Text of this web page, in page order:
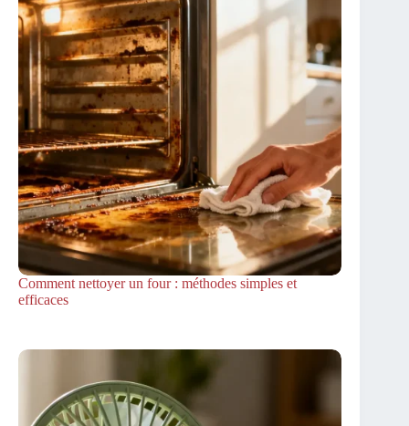
Comment nettoyer un four : méthodes simples et
efficaces